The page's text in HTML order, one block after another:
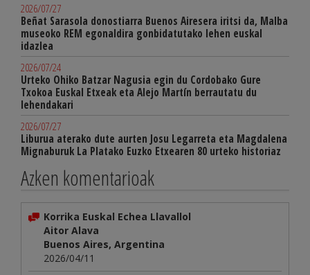
2026/07/27
Beñat Sarasola donostiarra Buenos Airesera iritsi da, Malba
museoko REM egonaldira gonbidatutako lehen euskal
idazlea
2026/07/24
Urteko Ohiko Batzar Nagusia egin du Cordobako Gure
Txokoa Euskal Etxeak eta Alejo Martín berrautatu du
lehendakari
2026/07/27
Liburua aterako dute aurten Josu Legarreta eta Magdalena
Mignaburuk La Platako Euzko Etxearen 80 urteko historiaz
Azken komentarioak
Korrika Euskal Echea Llavallol
Aitor Alava
Buenos Aires, Argentina
2026/04/11